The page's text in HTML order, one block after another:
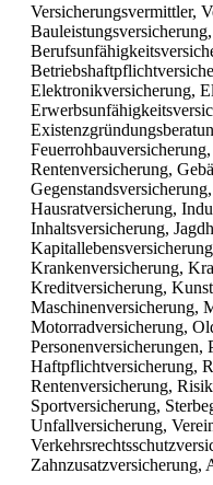
Versicherungsvermittler,
Elektronikversicherung,
Rentenversicherung,
Hausratversicherung,
Inhaltsversicherung,
Krankenversicherung,
Kreditversicherung,
Maschinenversicherung,
Motorradversicherung,
Personenversicherungen,
Haftpflichtversicherung,
Rentenversicherung,
Sportversicherung,
Unfallversicherung,